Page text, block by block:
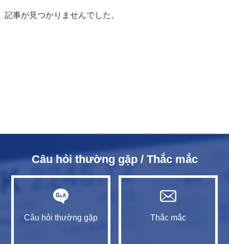
記事が見つかりませんでした。
Câu hỏi thường gặp / Thắc mắc
Câu hỏi thường gặp Thắc mắc